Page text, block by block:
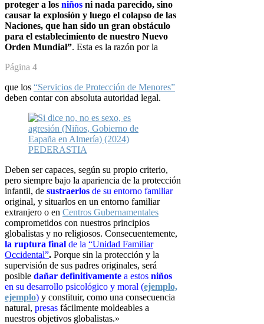
proteger a los niños ni nada parecido, sino
causar la explosión y luego el colapso de las
Naciones, que han sido un gran obstáculo
para el establecimiento de nuestro Nuevo
Orden Mundial”. Esta es la razón por la
Página 4
que los “Servicios de Protección de Menores”
deben contar con absoluta autoridad legal.
Deben ser capaces, según su propio criterio,
pero siempre bajo la apariencia de la protección
infantil, de sustraerlos de su entorno familiar
original, y situarlos en un entorno familiar
extranjero o en Centros Gubernamentales
comprometidos con nuestros principios
globalistas y no religiosos. Consecuentemente,
la ruptura final de la “Unidad Familiar
Occidental”. Porque sin la protección y la
supervisión de sus padres originales, será
posible dañar definitivamente a estos niños
en su desarrollo psicológico y moral (ejemplo,
ejemplo) y constituir, como una consecuencia
natural, presas fácilmente moldeables a
nuestros objetivos globalistas.»